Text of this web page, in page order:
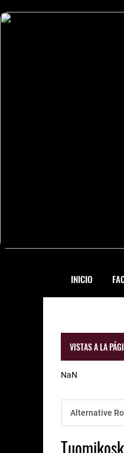
INICIO
VISTAS A LA
NaN
Alternative